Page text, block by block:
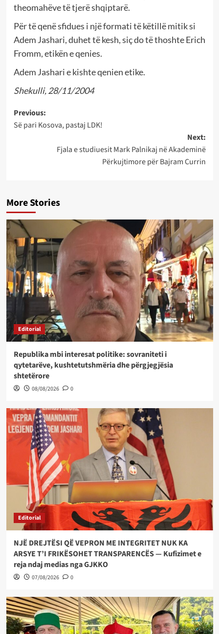
theomahëve të tjerë shqiptarë.
Për të qenë sfidues i një formati të këtillë mitik si
Adem Jashari, duhet të kesh, siç do të thoshte Erich
Fromm, etikën e qenies.
Adem Jashari e kishte qenien etike.
Shekulli, 28/11/2004
Post
navigation
Previous:
Së pari Kosova, pastaj LDK!
Next:
Fjala e studiuesit Mark Palnikaj në Akademinë
Përkujtimore për Bajram Currin
More Stories
Editorial
Republika mbi interesat politike: sovraniteti i
qytetarëve, kushtetutshmëria dhe përgjegjësia
shtetërore
08/08/2026 0
Editorial
NJË DREJTËSI QË VEPRON ME INTEGRITET NUK KA
ARSYE T’I FRIKËSOHET TRANSPARENCËS — Kufizimet e
reja ndaj medias nga GJKKO
07/08/2026 0